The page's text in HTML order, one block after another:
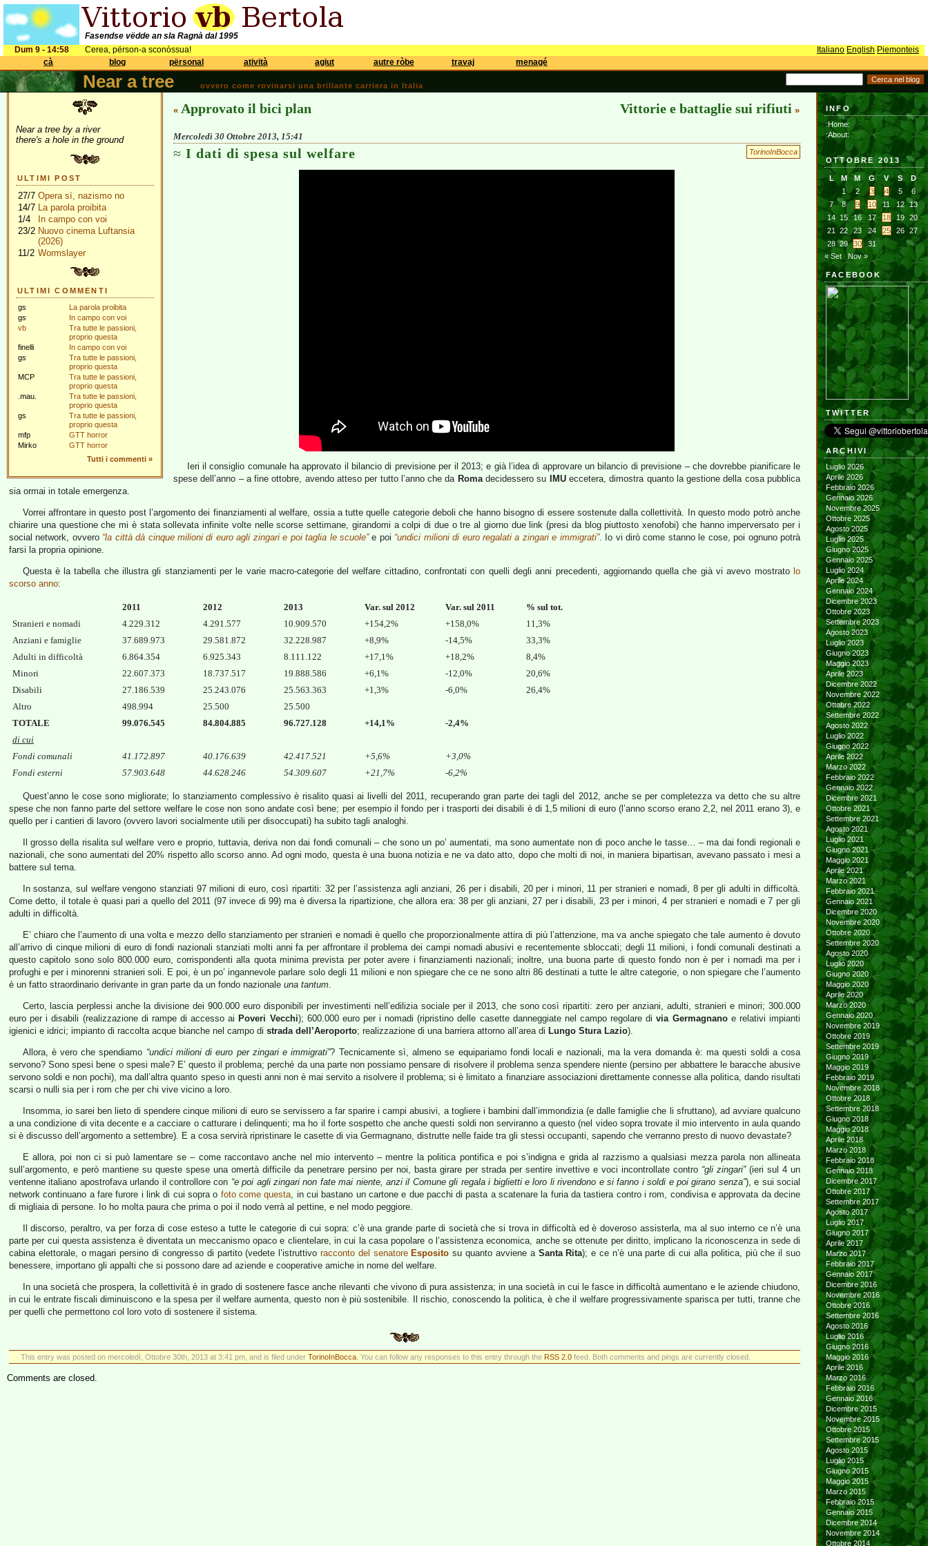
Fasendse vëdde an sla Ragnà dal 1995
Dum 9 - 14:58
Cerea, përson-a sconòssua! Italiano English Piemonteis
cà
blog përsonal atività agiut autre ròbe travaj menagé
Near a tree ovvero come rovinarsi una brillante carriera in Italia
Near a tree by a river
there's a hole in the ground
ULTIMI POST
27/7 Opera sì, nazismo no
14/7 La parola proibita
1/4
In campo con voi
23/2 Nuovo cinema Luftansia
(2026)
11/2 Wormslayer
ULTIMI COMMENTI
gs
La parola proibita
gs
In campo con voi
vb
Tra tutte le passioni,
proprio questa
finelli
In campo con voi
gs
Tra tutte le passioni,
proprio questa
MCP
Tra tutte le passioni,
proprio questa
.mau.
Tra tutte le passioni,
proprio questa
gs
Tra tutte le passioni,
proprio questa
mfp
GTT horror
Mirko
GTT horror
Tutti i commenti »
« Approvato il bici plan Vittorie e battaglie sui rifiuti »
Mercoledì 30 Ottobre 2013, 15:41
TorinoInBocca
I dati di spesa sul welfare
Ieri il consiglio comunale ha approvato il bilancio di previsione per il 2013; e già l’idea di approvare un bilancio di previsione – che dovrebbe pianificare le
spese dell’anno – a fine ottobre, avendo atteso per tutto l’anno che da Romadecidessero su IMUeccetera, dimostra quanto la gestione della cosa pubblica
sia ormai in totale emergenza.
Vorrei affrontare in questo post l’argomento dei finanziamenti al welfare, ossia a tutte quelle categorie deboli che hanno bisogno di essere sostenute dalla collettività. In questo modo potrò anche
chiarire una questione che mi è stata sollevata infinite volte nelle scorse settimane, girandomi a colpi di due o tre al giorno due link (presi da blog piuttosto xenofobi) che hanno imperversato per i
social network, ovvero “la città dà cinque milioni di euro agli zingari e poi taglia le scuole”e poi “undici milioni di euro regalati a zingari e immigrati”. Io vi dirò come stanno le cose, poi ognuno potrà
farsi la propria opinione.
Questa è la tabella che illustra gli stanziamenti per le varie macro-categorie del welfare cittadino, confrontati con quelli degli anni precedenti, aggiornando quella che già vi avevo mostrato lo
scorso anno:
2011 2012 2013 Var. sul 2012 Var. sul 2011
% sul tot.
Stranieri e nomadi
4.229.312 4.291.577 10.909.570 +154,2% +158,0%
11,3%
Anziani e famiglie
37.689.973 29.581.872 32.228.987 +8,9% -14,5%
33,3%
Adulti in difficoltà
6.864.354 6.925.343 8.111.122 +17,1% +18,2%
8,4%
Minori
22.607.373 18.737.517 19.888.586 +6,1% -12,0%
20,6%
Disabili
27.186.539 25.243.076 25.563.363 +1,3% -6,0%
26,4%
Altro
498.994 25.500
25.500
TOTALE
99.076.545 84.804.885 96.727.128 +14,1%
-2,4%
di cui
Fondi comunali
41.172.897 40.176.639 42.417.521 +5,6%
+3,0%
Fondi esterni
57.903.648 44.628.246 54.309.607 +21,7% -6,2%
Quest’anno le cose sono migliorate; lo stanziamento complessivo è risalito quasi ai livelli del 2011, recuperando gran parte dei tagli del 2012, anche se per completezza va detto che su altre
spese che non fanno parte del settore welfare le cose non sono andate così bene; per esempio il fondo per i trasporti dei disabili è di 1,5 milioni di euro (l’anno scorso erano 2,2, nel 2011 erano 3), e
quello per i cantieri di lavoro (ovvero lavori socialmente utili per disoccupati) ha subito tagli analoghi.
Il grosso della risalita sul welfare vero e proprio, tuttavia, deriva non dai fondi comunali – che sono un po’ aumentati, ma sono aumentate non di poco anche le tasse… – ma dai fondi regionali e
nazionali, che sono aumentati del 20% rispetto allo scorso anno. Ad ogni modo, questa è una buona notizia e ne va dato atto, dopo che molti di noi, in maniera bipartisan, avevano passato i mesi a
battere sul tema.
In sostanza, sul welfare vengono stanziati 97 milioni di euro, così ripartiti: 32 per l’assistenza agli anziani, 26 per i disabili, 20 per i minori, 11 per stranieri e nomadi, 8 per gli adulti in difficoltà.
Come detto, il totale è quasi pari a quello del 2011 (97 invece di 99) ma è diversa la ripartizione, che allora era: 38 per gli anziani, 27 per i disabili, 23 per i minori, 4 per stranieri e nomadi e 7 per gli
adulti in difficoltà.
E’ chiaro che l’aumento di una volta e mezzo dello stanziamento per stranieri e nomadi è quello che proporzionalmente attira di più l’attenzione, ma va anche spiegato che tale aumento è dovuto
all’arrivo di cinque milioni di euro di fondi nazionali stanziati molti anni fa per affrontare il problema dei campi nomadi abusivi e recentemente sbloccati; degli 11 milioni, i fondi comunali destinati a
questo capitolo sono solo 800.000 euro, corrispondenti alla quota minima prevista per poter avere i finanziamenti nazionali; inoltre, una buona parte di questo fondo non è per i nomadi ma per i
profughi e per i minorenni stranieri soli. E poi, è un po’ ingannevole parlare solo degli 11 milioni e non spiegare che ce ne sono altri 86 destinati a tutte le altre categorie, o non spiegare che l’aumento
è un fatto straordinario derivante in gran parte da un fondo nazionale una tantum.
Certo, lascia perplessi anche la divisione dei 900.000 euro disponibili per investimenti nell’edilizia sociale per il 2013, che sono così ripartiti: zero per anziani, adulti, stranieri e minori; 300.000
euro per i disabili (realizzazione di rampe di accesso ai Poveri Vecchi); 600.000 euro per i nomadi (ripristino delle casette danneggiate nel campo regolare divia Germagnanoe relativi impianti
igienici e idrici; impianto di raccolta acque bianche nel campo di strada dell’Aeroporto; realizzazione di una barriera attorno all’area di Lungo Stura Lazio).
Allora, è vero che spendiamo “undici milioni di euro per zingari e immigrati”? Tecnicamente sì, almeno se equipariamo fondi locali e nazionali, ma la vera domanda è: ma questi soldi a cosa
servono? Sono spesi bene o spesi male? E’ questo il problema; perché da una parte non possiamo pensare di risolvere il problema senza spendere niente (persino per abbattere le baracche abusive
servono soldi e non pochi), ma dall’altra quanto speso in questi anni non è mai servito a risolvere il problema; si è limitato a finanziare associazioni direttamente connesse alla politica, dando risultati
scarsi o nulli sia per i rom che per chi vive vicino a loro.
Insomma, io sarei ben lieto di spendere cinque milioni di euro se servissero a far sparire i campi abusivi, a togliere i bambini dall’immondizia (e dalle famiglie che li sfruttano), ad avviare qualcuno
a una condizione di vita decente e a cacciare o catturare i delinquenti; ma ho il forte sospetto che anche questi soldi non serviranno a questo (nel video sopra trovate il mio intervento in aula quando
si è discusso dell’argomento a settembre). E a cosa servirà ripristinare le casette di via Germagnano, distrutte nelle faide tra gli stessi occupanti, sapendo che verranno presto di nuovo devastate?
E allora, poi non ci si può lamentare se – come raccontavo anche nel mio intervento – mentre la politica pontifica e poi s’indigna e grida al razzismo a qualsiasi mezza parola non allineata
sull’argomento, e però mantiene su queste spese una omertà difficile da penetrare persino per noi, basta girare per strada per sentire invettive e voci incontrollate contro “gli zingari”(ieri sul 4 un
ventenne italiano apostrofava urlando il controllore con “e poi agli zingari non fate mai niente, anzi il Comune gli regala i biglietti e loro li rivendono e si fanno i soldi e poi girano senza”), e sui social
network continuano a fare furore i link di cui sopra o foto come questa, in cui bastano un cartone e due pacchi di pasta a scatenare la furia da tastiera contro i rom, condivisa e approvata da decine
di migliaia di persone. Io ho molta paura che prima o poi il nodo verrà al pettine, e nel modo peggiore.
Il discorso, peraltro, va per forza di cose esteso a tutte le categorie di cui sopra: c’è una grande parte di società che si trova in difficoltà ed è doveroso assisterla, ma al suo interno ce n’è una
parte per cui questa assistenza è diventata un meccanismo opaco e clientelare, in cui la casa popolare o l’assistenza economica, anche se ottenute per diritto, implicano la riconoscenza in sede di
cabina elettorale, o magari persino di congresso di partito (vedete l’istruttivo racconto del senatore Esposito su quanto avviene a Santa Rita); e ce n’è una parte di cui alla politica, più che il suo
benessere, importano gli appalti che si possono dare ad aziende e cooperative amiche in nome del welfare.
In una società che prospera, la collettività è in grado di sostenere fasce anche rilevanti che vivono di pura assistenza; in una società in cui le fasce in difficoltà aumentano e le aziende chiudono,
in cui le entrate fiscali diminuiscono e la spesa per il welfare aumenta, questo non è più sostenibile. Il rischio, conoscendo la politica, è che il welfare progressivamente sparisca per tutti, tranne che
per quelli che permettono col loro voto di sostenere il sistema.
This entry was posted on mercoledì, Ottobre 30th, 2013 at 3:41 pm, and is filed under TorinoInBocca. You can follow any responses to this entry through the RSS 2.0feed. Both comments and pings are currently closed.
Comments are closed.
INFO
:Home:
:About:
OTTOBRE 2013
L M M G V S
D
1
2 3 4 5
6
7
8 9 10 11 12
13
14 15 16 17 18 19
20
21
22 23 24 25 26
27
28 29 30
31
« Set
Nov »
FACEBOOK
TWITTER
ARCHIVI
Luglio 2026
Aprile 2026
Febbraio 2026
Gennaio 2026
Novembre 2025
Ottobre 2025
Agosto 2025
Luglio 2025
Giugno 2025
Gennaio 2025
Luglio 2024
Aprile 2024
Gennaio 2024
Dicembre 2023
Ottobre 2023
Settembre 2023
Agosto 2023
Luglio 2023
Giugno 2023
Maggio 2023
Aprile 2023
Dicembre 2022
Novembre 2022
Ottobre 2022
Settembre 2022
Agosto 2022
Luglio 2022
Giugno 2022
Aprile 2022
Marzo 2022
Febbraio 2022
Gennaio 2022
Dicembre 2021
Ottobre 2021
Settembre 2021
Agosto 2021
Luglio 2021
Giugno 2021
Maggio 2021
Aprile 2021
Marzo 2021
Febbraio 2021
Gennaio 2021
Dicembre 2020
Novembre 2020
Ottobre 2020
Settembre 2020
Agosto 2020
Luglio 2020
Giugno 2020
Maggio 2020
Aprile 2020
Marzo 2020
Gennaio 2020
Novembre 2019
Ottobre 2019
Settembre 2019
Giugno 2019
Maggio 2019
Febbraio 2019
Novembre 2018
Ottobre 2018
Settembre 2018
Giugno 2018
Maggio 2018
Aprile 2018
Marzo 2018
Febbraio 2018
Gennaio 2018
Dicembre 2017
Ottobre 2017
Settembre 2017
Agosto 2017
Luglio 2017
Giugno 2017
Aprile 2017
Marzo 2017
Febbraio 2017
Gennaio 2017
Dicembre 2016
Novembre 2016
Ottobre 2016
Settembre 2016
Agosto 2016
Luglio 2016
Giugno 2016
Maggio 2016
Aprile 2016
Marzo 2016
Febbraio 2016
Gennaio 2016
Dicembre 2015
Novembre 2015
Ottobre 2015
Settembre 2015
Agosto 2015
Luglio 2015
Giugno 2015
Maggio 2015
Marzo 2015
Febbraio 2015
Gennaio 2015
Dicembre 2014
Novembre 2014
Ottobre 2014